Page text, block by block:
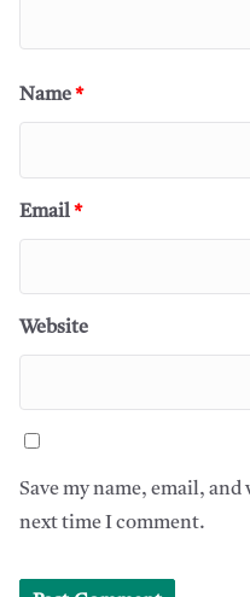
Name*
Email*
Website
Save my name, email,
next time I comment.